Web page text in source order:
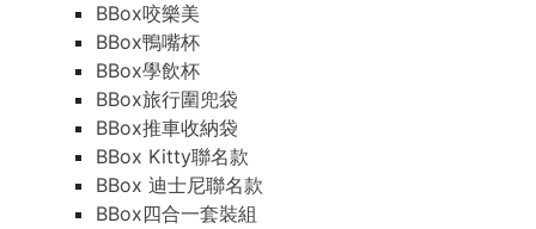
BBox咬樂美
BBox鴨嘴杯
BBox學飲杯
BBox旅行圍兜袋
BBox推車收納袋
BBox Kitty聯名款
BBox 迪士尼聯名款
BBox四合一套裝組